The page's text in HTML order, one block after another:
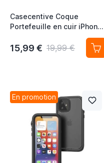
Casecentive Coque
Portefeuille en cuir iPhone
12 / iPhone 12 Pro - Bleu
15,99 € 19,99 €
En promotion